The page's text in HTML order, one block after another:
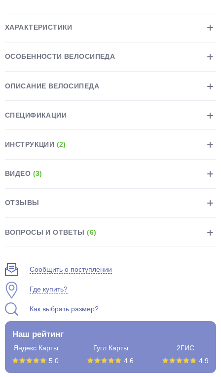
ХАРАКТЕРИСТИКИ
ОСОБЕННОСТИ ВЕЛОСИПЕДА
ОПИСАНИЕ ВЕЛОСИПЕДА
СПЕЦИФИКАЦИИ
ИНСТРУКЦИИ (2)
ВИДЕО (3)
ОТЗЫВЫ
ВОПРОСЫ И ОТВЕТЫ(6)
Сообщить о поступлении
Где купить?
Как выбрать размер?
Наш рейтинг
Яндекс.Карты
5.0
Гугл.Карты
4.6
2ГИС
4.9